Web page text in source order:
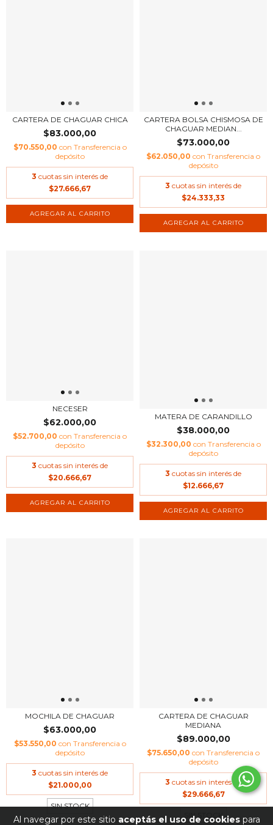
Al navegar por este sitio aceptás el uso de cookiespara
CARTERA DE CHAGUAR CHICA
$83.000,00
$70.550,00 con Transferencia o
depósito
3 cuotas sin interés de
$27.666,67
AGREGAR AL CARRITO
CARTERA BOLSA CHISMOSA DE
CHAGUAR MEDIAN...
$73.000,00
$62.050,00 con Transferencia o
depósito
3 cuotas sin interés de
$24.333,33
AGREGAR AL CARRITO
NECESER
$62.000,00
$52.700,00 con Transferencia o
depósito
3 cuotas sin interés de
$20.666,67
MATERA DE CARANDILLO
$38.000,00
$32.300,00 con Transferencia o
depósito
3 cuotas sin interés de
$12.666,67
MOCHILA DE CHAGUAR
$63.000,00
$53.550,00 con Transferencia o
depósito
3 cuotas sin interés de
$21.000,00
SIN STOCK
CARTERA DE CHAGUAR
MEDIANA
$89.000,00
$75.650,00 con Transferencia o
depósito
3 cuotas sin interés de
$29.666,67
SIN STOCK